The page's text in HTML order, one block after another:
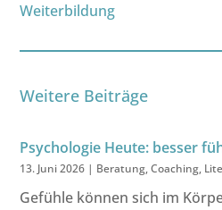
Weiterbildung
Weitere Beiträge
Psychologie Heute: besser
13. Juni 2026 | Beratung,Coaching,
Gefühle können sich im